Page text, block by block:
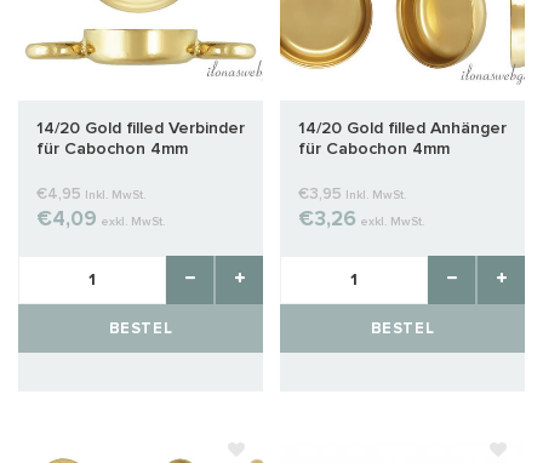
14/20 Gold filled Verbinder
für Cabochon 4mm
€4,95 Inkl. MwSt.
€4,09 exkl. MwSt.
BESTEL
14/20 Gold filled Anhänger
für Cabochon 4mm
€3,95 Inkl. MwSt.
€3,26 exkl. MwSt.
BESTEL